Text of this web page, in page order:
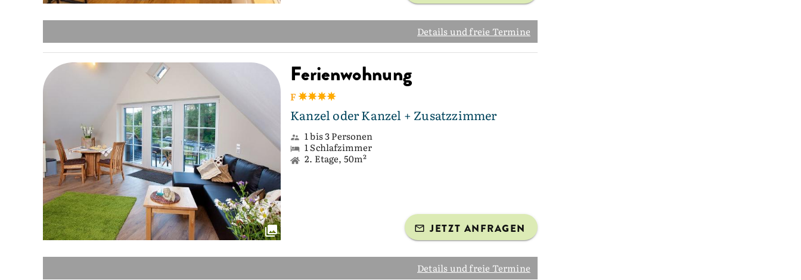
Details und freie Termine
Ferienwohnung
F
Kanzel oder Kanzel + Zusatzzimmer
1 bis 3 Personen
1 Schlafzimmer
2. Etage, 50m²
JETZT ANFRAGEN
Details und freie Termine